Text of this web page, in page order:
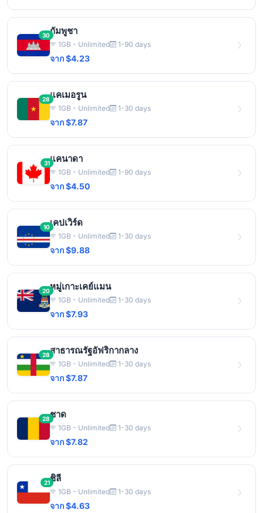
30กัมพูชา
1GB - Unlimited 1-90 days
จาก $4.23
28แคเมอรูน
1GB - Unlimited 1-30 days
จาก $7.87
31แคนาดา
1GB - Unlimited 1-90 days
จาก $4.50
10เคปเวิร์ด
1GB - Unlimited 1-30 days
จาก $9.88
20หมู่เกาะเคย์แมน
1GB - Unlimited 1-30 days
จาก $7.93
28สาธารณรัฐอัฟริกากลาง
1GB - Unlimited 1-30 days
จาก $7.87
28ชาด
1GB - Unlimited 1-30 days
จาก $7.82
21ชิลี
1GB - Unlimited 1-30 days
จาก $4.63